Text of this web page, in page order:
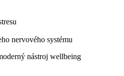
nervového systému
nástroj wellbeing